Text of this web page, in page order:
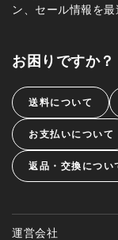
ン、セール情報を最
お困りですか？
送料について
お支払いについて
返品・交換につい
運営会社